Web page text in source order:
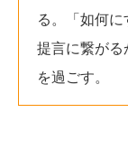
る。「如何
提言に繋が
を過ごす。